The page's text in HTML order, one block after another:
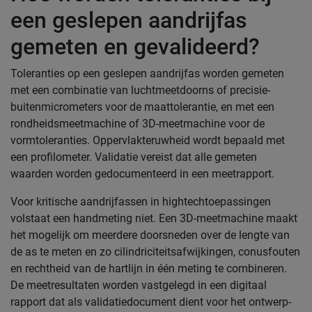
een geslepen aandrijfas
gemeten en gevalideerd?
Toleranties op een geslepen aandrijfas worden gemeten
met een combinatie van luchtmeetdoorns of precisie-
buitenmicrometers voor de maattolerantie, en met een
rondheidsmeetmachine of 3D-meetmachine voor de
vormtoleranties. Oppervlakteruwheid wordt bepaald met
een profilometer. Validatie vereist dat alle gemeten
waarden worden gedocumenteerd in een meetrapport.
Voor kritische aandrijfassen in hightechtoepassingen
volstaat een handmeting niet. Een 3D-meetmachine maakt
het mogelijk om meerdere doorsneden over de lengte van
de as te meten en zo cilindriciteitsafwijkingen, conusfouten
en rechtheid van de hartlijn in één meting te combineren.
De meetresultaten worden vastgelegd in een digitaal
rapport dat als validatiedocument dient voor het ontwerp-